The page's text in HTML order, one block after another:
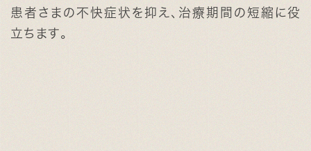
患者さまの不快症状を抑え、治療期間の短縮に役
立ちます。